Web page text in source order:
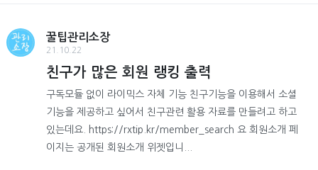
꿀팁관리소장
21.10.22
친구가 많은 회원 랭킹 출력
구독모듈 없이 라이믹스 자체 기능 친구기능을 이용해서 소셜
기능을 제공하고 싶어서 친구관련 활용 자료를 만들려고 하고
있는데요. https://rxtip.kr/member_search 요 회원소개 페
이지는 공개된 회원소개 위젯입니...